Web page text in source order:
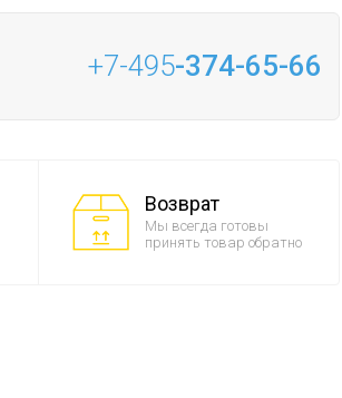
+7-495-374-65-66
Возврат
Мы всегда готовы
принять товар обратно